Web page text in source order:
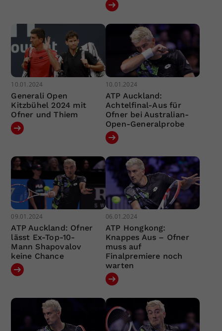
10.01.2024
Generali Open
Kitzbühel 2024 mit
Ofner und Thiem
10.01.2024
ATP Auckland:
Achtelfinal-Aus für
Ofner bei Australian-
Open-Generalprobe
09.01.2024
ATP Auckland: Ofner
lässt Ex-Top-10-
Mann Shapovalov
keine Chance
06.01.2024
ATP Hongkong:
Knappes Aus – Ofner
muss auf
Finalpremiere noch
warten